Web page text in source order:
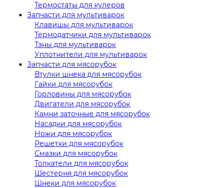
Термостаты для кулеров
Запчасти для мультиварок
Клавишы для мультиварок
Термодатчики для мультиварок
Тэны для мультиварок
Уплотнители для мультиварок
Запчасти для мясорубок
Втулки шнека для мясорубок
Гайки для мясорубок
Горловины для мясорубок
Двигатели для мясорубок
Камни заточные для мясорубок
Насадки для мясорубок
Ножи для мясорубок
Решетки для мясорубок
Смазки для мясорубок
Толкатели для мясорубок
Шестерня для мясорубок
Шнеки для мясорубок